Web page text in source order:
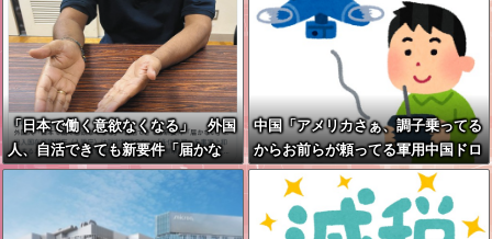
「日本で働く意欲なくなる」 外国
人、自活できても新要件「届かな
い」…永住許可厳格化で「日本離
中国「アメリカさぁ、調子乗ってる
からお前らが頼ってる軍用中国ドロ
ーン輸出禁止するわw」